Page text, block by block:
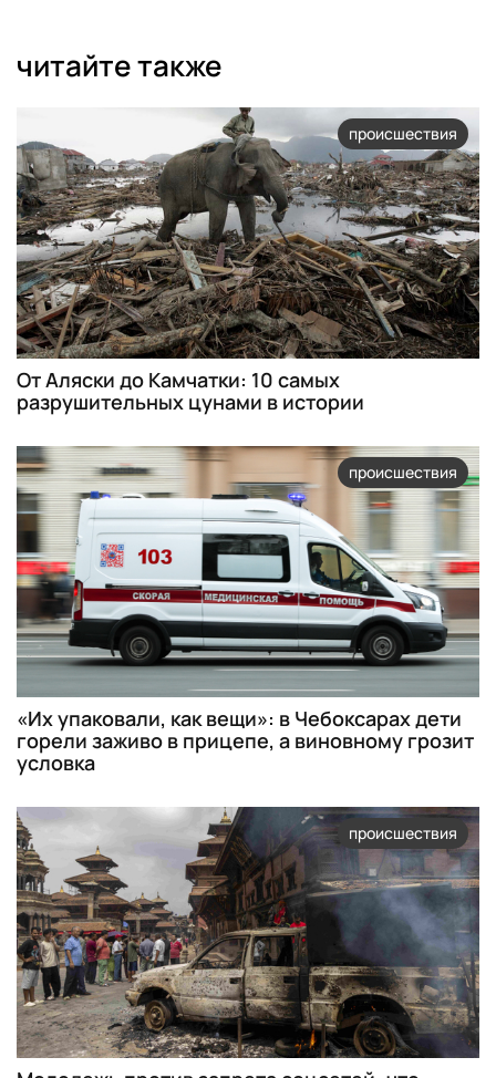
читайте также
происшествия
От Аляски до Камчатки: 10 самых
разрушительных цунами в истории
происшествия
«Их упаковали, как вещи»: в Чебоксарах дети
горели заживо в прицепе, а виновному грозит
условка
происшествия